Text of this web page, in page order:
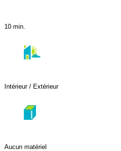
10 min.
Intérieur / Extérieur
Aucun matériel